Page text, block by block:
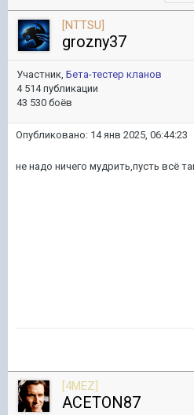
[NTTSU]
grozny37
Участник, Бета-тестер кланов
4 514 публикации
43 530 боёв
Опубликовано: 14 янв 2025, 06:44:23
не надо ничего мудрить,пусть всё
[4MEZ]
ACETON87